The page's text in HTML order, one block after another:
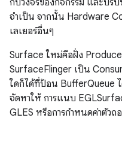
กับวงจรของกิจกรรม และปรั
จำเป็น จากนั้น Hardware
เลเยอร์อื่นๆ
Surface ใหม่คือฝั่ง
SurfaceFlinger เป็น
ใดก็ได้ที่ป้อน BufferQueue
จัดหาให้ การแนบ
GLES หรือการกำหนดค่าตัว